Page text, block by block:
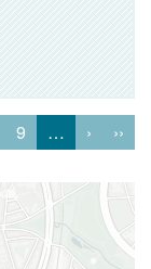
9 … › ››